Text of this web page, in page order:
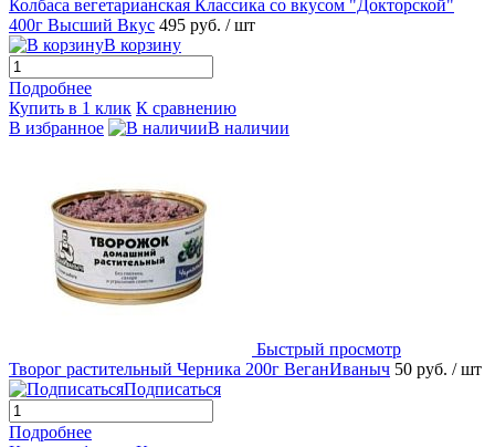
Колбаса вегетарианская Классика со вкусом "Докторской"
400г Высший Вкус 495 руб. / шт
В корзину
Подробнее
Купить в 1 клик К сравнению
В избранное
В наличии
Быстрый просмотр
Творог растительный Черника 200г ВеганИваныч 50 руб. / шт
Подписаться
Подробнее